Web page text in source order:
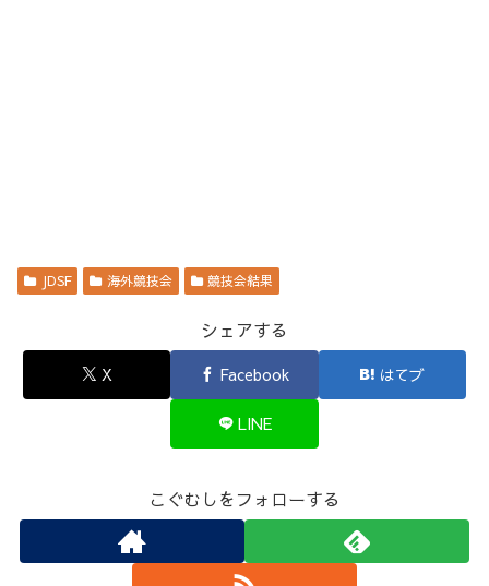
JDSF 海外競技会 競技会結果
シェアする
X Facebook はてブ
LINE
こぐむしをフォローする